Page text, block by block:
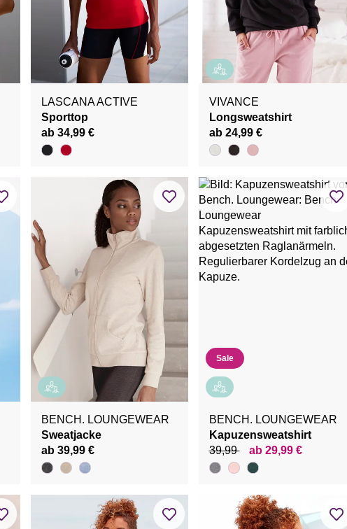
LASCANA ACTIVE
Sporttop
ab 34,99 €
VIVANCE
Longsweatshirt
ab 24,99 €
BENCH. LOUNGEWEAR
Sweatjacke
ab 39,99 €
Sale
BENCH. LOUNGEWEAR
Kapuzensweatshirt
39,99
ab 29,99 €